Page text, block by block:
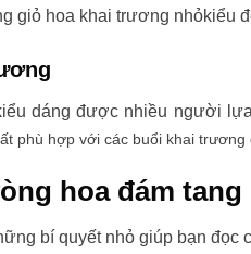
giỏ hoa khai trương nhỏkiểu
dáng được nhiều người
phù hợp với các buổi khai
hoa đám
bí quyết nhỏ giúp bạn đọc